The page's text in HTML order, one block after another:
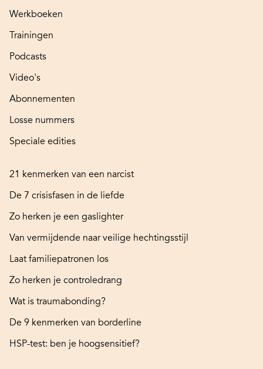
Werkboeken
Trainingen
Podcasts
Video's
Abonnementen
Losse nummers
Speciale edities
21 kenmerken van een narcist
De 7 crisisfasen in de liefde
Zo herken je een gaslighter
Van vermijdende naar veilige hechtingsstijl
Laat familiepatronen los
Zo herken je controledrang
Wat is traumabonding?
De 9 kenmerken van borderline
HSP-test: ben je hoogsensitief?